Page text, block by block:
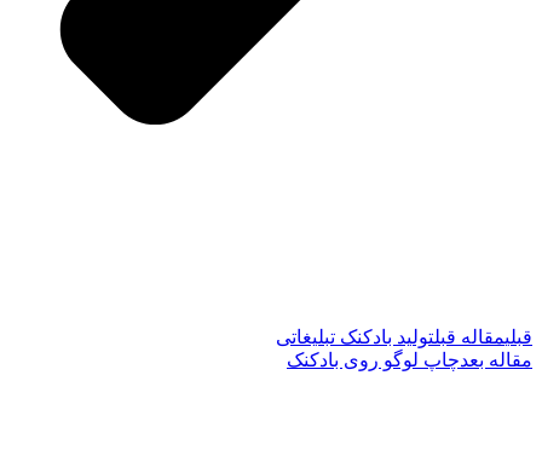
قبلیمقاله قبلتولید بادکنک تبلیغاتی
مقاله بعدچاپ لوگو روی بادکنک